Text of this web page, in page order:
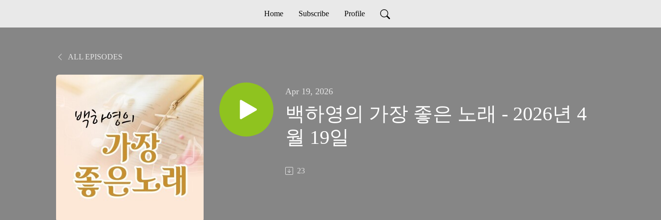
Home Subscribe Profile
ALL EPISODES
Apr 19, 2026
백하영의 가장 좋은 노래 - 2026년 4
월 19일
23